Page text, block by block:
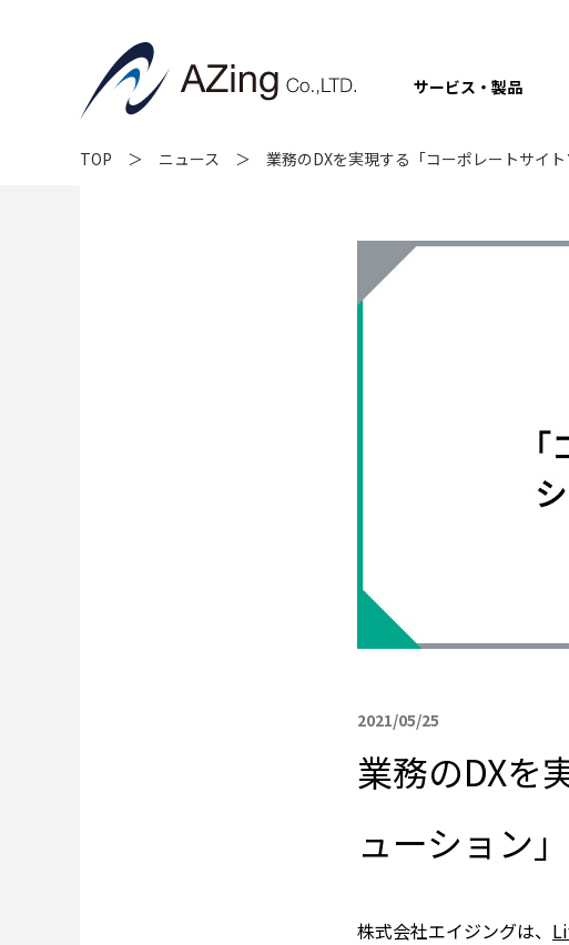
サービス・製品
TOP ニュース 業務のDXを実現する「コーポレートサイ
2021/05/25
業務のDXを
ューション
株式会社エイジングは、